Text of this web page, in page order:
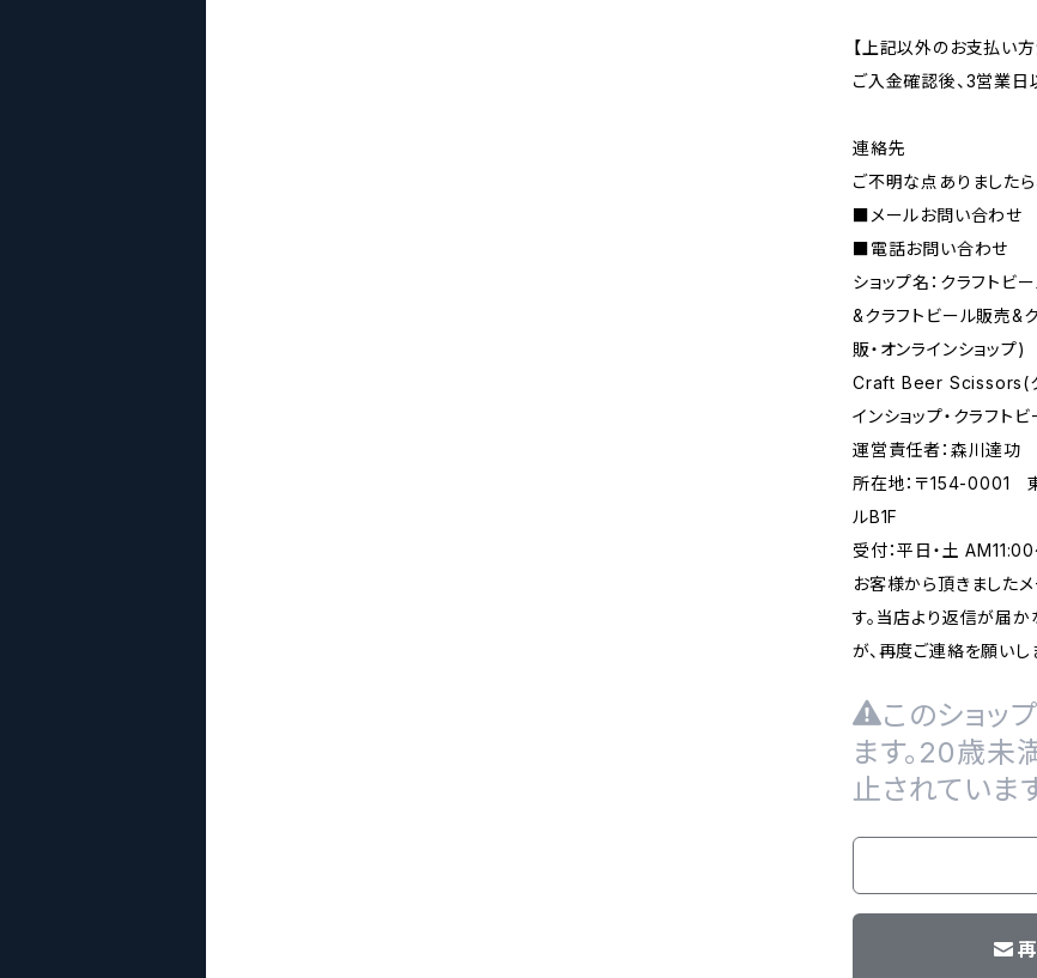
【上記以外のお支払い方
ご入金確認後、3営業日
連絡先
ご不明な点ありました
■メールお問い合わ
■電話お問い合わ
ショップ名：クラフトビ
&クラフトビール販売&
販・オンラインショップ)
Craft Beer Scissors(ク
インショップ・クラフト
運営責任者：森川達功
所在地：〒154-0001
ルB1F
受付：平日・土
お客様から頂きました
す。当店より返信が届
が、再度ご連絡を願いし
このショッ
ます。20歳
止されています